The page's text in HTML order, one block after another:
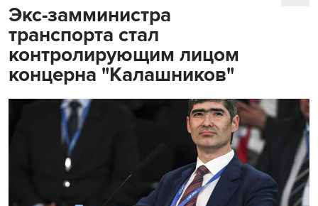
Экс-замминистра
транспорта стал
контролирующим лицом
концерна "Калашников"